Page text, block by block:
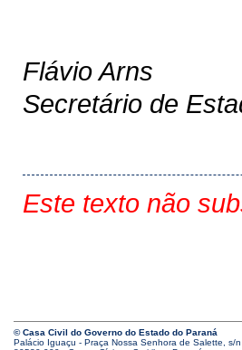
Flávio Arns
Secretário de
Este texto não
© Casa Civil do Governo do Estado do Paraná
Palácio Iguaçu - Praça Nossa Senhora de Salette, s/n